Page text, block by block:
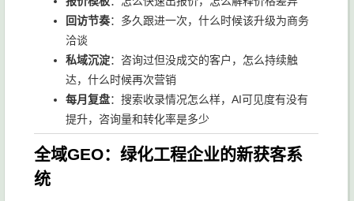
回访节奏：多久跟进一次，什么时候该升级为商务
洽谈
私域沉淀：咨询过但没成交的客户，怎么持续触
达，什么时候再次营销
每月复盘：搜索收录情况怎么样，AI可见度有没有
提升，咨询量和转化率是多少
全域GEO：绿化工程企业的新获客系
统